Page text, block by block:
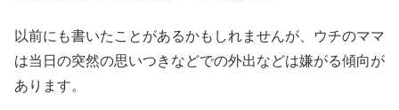
以前にも書いたことがあるかもしれませんが、ウチのママ
は当日の突然の思いつきなどでの外出などは嫌がる傾向が
あります。